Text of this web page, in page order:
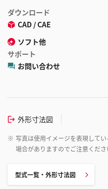
ダウンロード
CAD / CAE
ソフト他
サポート
お問い合わせ
外形寸法図
※ 写真は使用イメージを表現して
場合がありますのでご注意くださ
型式一覧・外形寸法図